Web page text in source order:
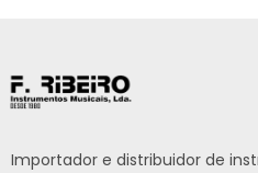
Importador e distribuidor de